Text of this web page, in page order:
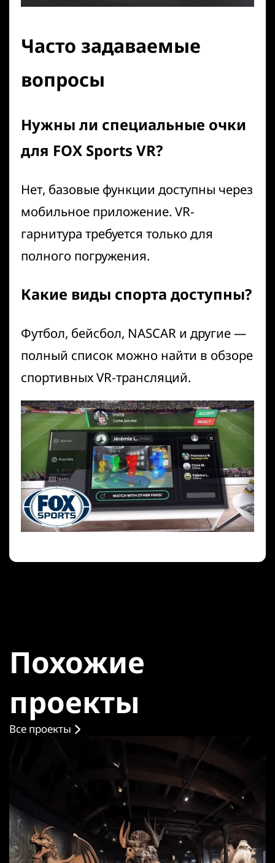
Часто задаваемые
вопросы
Нужны ли специальные очки
для FOX Sports VR?
Нет, базовые функции доступны через
мобильное приложение. VR-
гарнитура требуется только для
полного погружения.
Какие виды спорта доступны?
Футбол, бейсбол, NASCAR и другие —
полный список можно найти в обзоре
спортивных VR-трансляций.
Похожие
проекты
Все проекты